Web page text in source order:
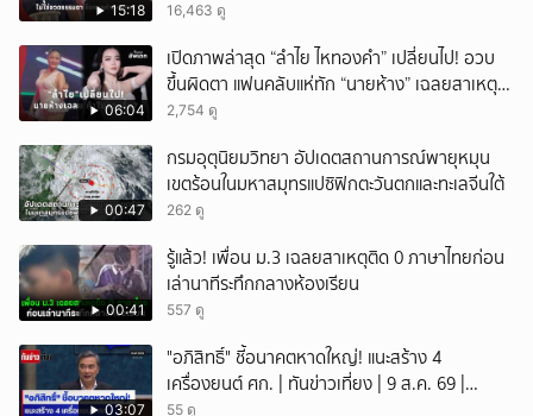
15:18 16,463 ดู
06:04
เปิดภาพล่าสุด “ลำไย ไหทองคำ” เปลี่ยนไป! อวบ
ขึ้นผิดตา แฟนคลับแห่ทัก “นายห้าง” เฉลยสาเหตุ
ชัด!
2,754 ดู
00:47
กรมอุตุนิยมวิทยา อัปเดตสถานการณ์พายุหมุน
เขตร้อนในมหาสมุทรแปซิฟิกตะวันตกและทะเลจีนใต้
262 ดู
00:41
รู้แล้ว! เพื่อน ม.3 เฉลยสาเหตุติด 0 ภาษาไทยก่อน
เล่านาทีระทึกกลางห้องเรียน
557 ดู
03:07
"อภิสิทธิ์" ชี้อนาคตหาดใหญ่! แนะสร้าง 4
เครื่องยนต์ ศก. | ทันข่าวเที่ยง | 9 ส.ค. 69 |
NationTV22
55 ดู